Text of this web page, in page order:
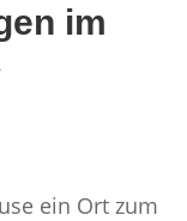
im
ein Ort zum